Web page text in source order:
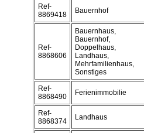
Ref-
8869418
Bauernhof
Ref-
8868606
Bauernhaus,
Bauernhof,
Doppelhaus,
Landhaus,
Mehrfamilienhaus,
Sonstiges
Ref-
8868490
Ferienimmobilie
Ref-
8868374
Landhaus